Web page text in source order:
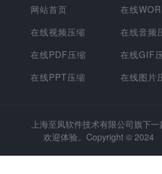
网站首页
在线视频压缩
在线PDF压缩
在线PPT压缩
在线
在线音频
在线GIF
在线图片
上海至凤软件技术有限公司旗下
欢迎体验。Copyright ©